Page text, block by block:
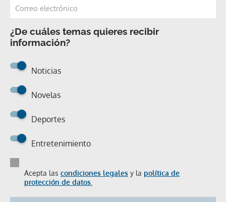
¿De cuáles temas quieres recibir
información?
Noticias
Novelas
Deportes
Entretenimiento
Acepta las condiciones legales y la política de
protección de datos.